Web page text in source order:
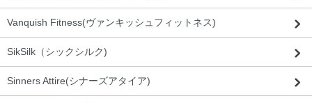
Vanquish Fitness(ヴァンキッシュフィットネス)
SikSilk（シックシルク)
Sinners Attire(シナーズアタイア)